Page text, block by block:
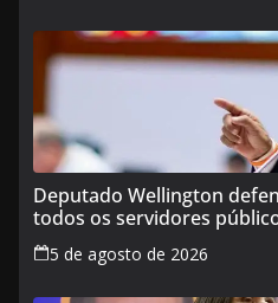
Deputado Wellington
todos os servidores
Maranhão
5 de agosto de 2026